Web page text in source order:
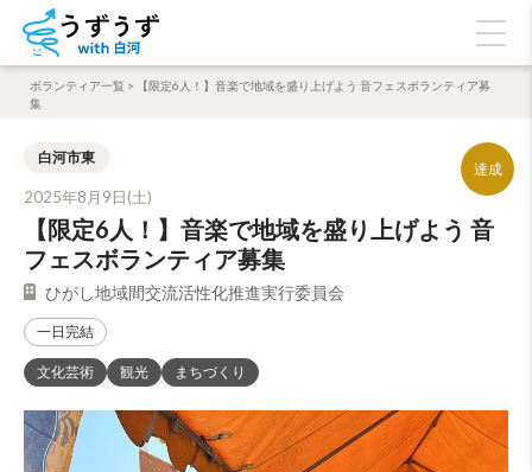
ボランティア一覧 >
【限定6人！】音楽で地域を盛り上げよう 音フェスボランティア募
集
白河市東
2025年8月9日(土)
【限定6人！】音楽で地域を盛り上げよう 音
フェスボランティア募集
ひがし地域間交流活性化推進実行委員会
一日完結
文化芸術 観光 まちづくり